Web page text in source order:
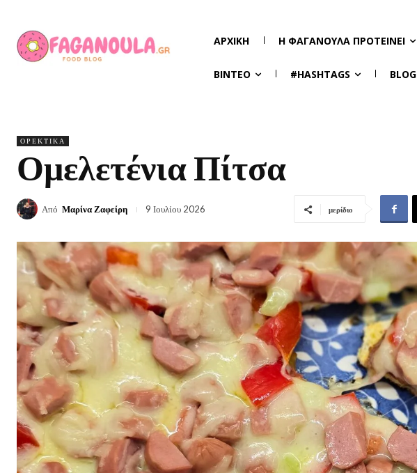
ΑΡΧΙΚΉ Η ΦΑΓΑΝΟΎΛΑ ΠΡΟΤΕΊΝΕΙ
ΒΊΝΤΕΟ #HASHTAGS BLOG
ΟΡΕΚΤΙΚΆ
Ομελετένια Πίτσα
Από Μαρίνα Ζαφείρη 9 Ιουλίου 2026 μερίδιο